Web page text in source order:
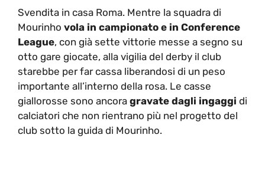
Svendita in casa Roma. Mentre la squadra di
Mourinho vola in campionato e in Conference
League, con già sette vittorie messe a segno su
otto gare giocate, alla vigilia del derby il club
starebbe per far cassa liberandosi di un peso
importante all’interno della rosa. Le casse
giallorosse sono ancora gravate dagli ingaggi di
calciatori che non rientrano più nel progetto del
club sotto la guida di Mourinho.